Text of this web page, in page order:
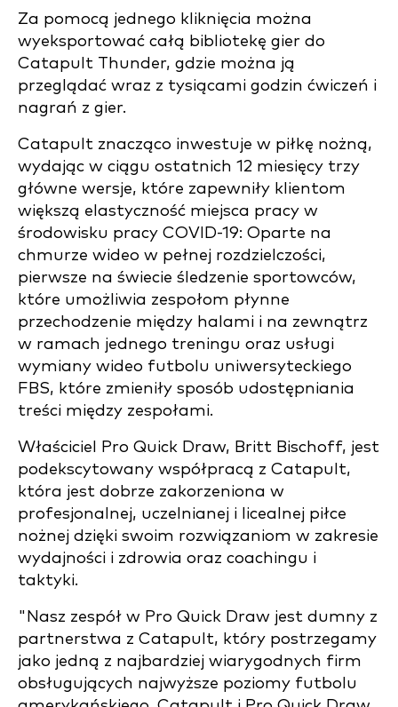
Za pomocą jednego kliknięcia można
wyeksportować całą bibliotekę gier do
Catapult Thunder, gdzie można ją
przeglądać wraz z tysiącami godzin ćwiczeń i
nagrań z gier.
Catapult znacząco inwestuje w piłkę nożną,
wydając w ciągu ostatnich 12 miesięcy trzy
główne wersje, które zapewniły klientom
większą elastyczność miejsca pracy w
środowisku pracy COVID-19: Oparte na
chmurze wideo w pełnej rozdzielczości,
pierwsze na świecie śledzenie sportowców,
które umożliwia zespołom płynne
przechodzenie między halami i na zewnątrz
w ramach jednego treningu oraz usługi
wymiany wideo futbolu uniwersyteckiego
FBS, które zmieniły sposób udostępniania
treści między zespołami.
Właściciel Pro Quick Draw, Britt Bischoff, jest
podekscytowany współpracą z Catapult,
która jest dobrze zakorzeniona w
profesjonalnej, uczelnianej i licealnej piłce
nożnej dzięki swoim rozwiązaniom w zakresie
wydajności i zdrowia oraz coachingu i
taktyki.
"Nasz zespół w Pro Quick Draw jest dumny z
partnerstwa z Catapult, który postrzegamy
jako jedną z najbardziej wiarygodnych firm
obsługujących najwyższe poziomy futbolu